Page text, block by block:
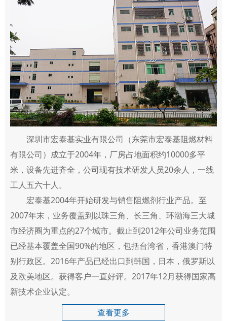
深圳市宏泰基实业有限公司（东莞市宏泰基阻燃材料
有限公司）成立于2004年，厂房占地面积约10000多平
米，设备先进齐全，公司现有技术研发人员20余人，一线
工人五六十人。
宏泰基2004年开始研发与销售阻燃剂行业产品。至
2007年末，业务覆盖到以珠三角、长三角、环渤海三大城
市经济圈为重点的27个城市。截止到2012年公司业务范围
已经基本覆盖全国90%的地区，包括台湾省，香港澳门特
别行政区。2016年产品已经出口到韩国，日本，俄罗斯以
及欧美地区。获得客户一直好评。2017年12月获得国家高
新技术企业认定。
查看更多